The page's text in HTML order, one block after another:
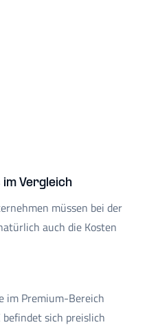
Vergleich
müssen bei der
auch die Kosten
im Premium-Bereich
sich preislich